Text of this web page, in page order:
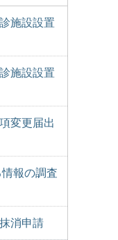
施設設置
施設設置
変更届出
報の調査
消申請